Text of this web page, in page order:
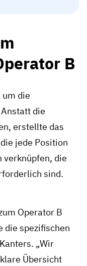
B
um die
die
erstellte das
jede Position
verknüpfen, die
sind.
Operator B
die spezifischen
„Wir
Übersicht